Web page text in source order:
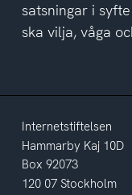
satsningar i
ska vilja, våga
Internetstiftelsen
Hammarby Kaj 10D
Box 92073
120 07 Stockholm